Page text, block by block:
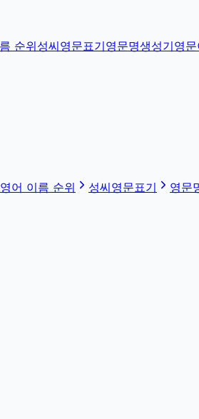
순위성씨영문표기영문명생성기영
영어 이름 순위 성씨영문표기 영문